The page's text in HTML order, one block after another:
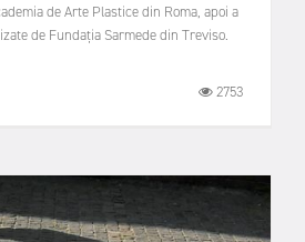
de Arte Plastice din Roma, apoi a
de Fundația Sarmede din Treviso.
2753